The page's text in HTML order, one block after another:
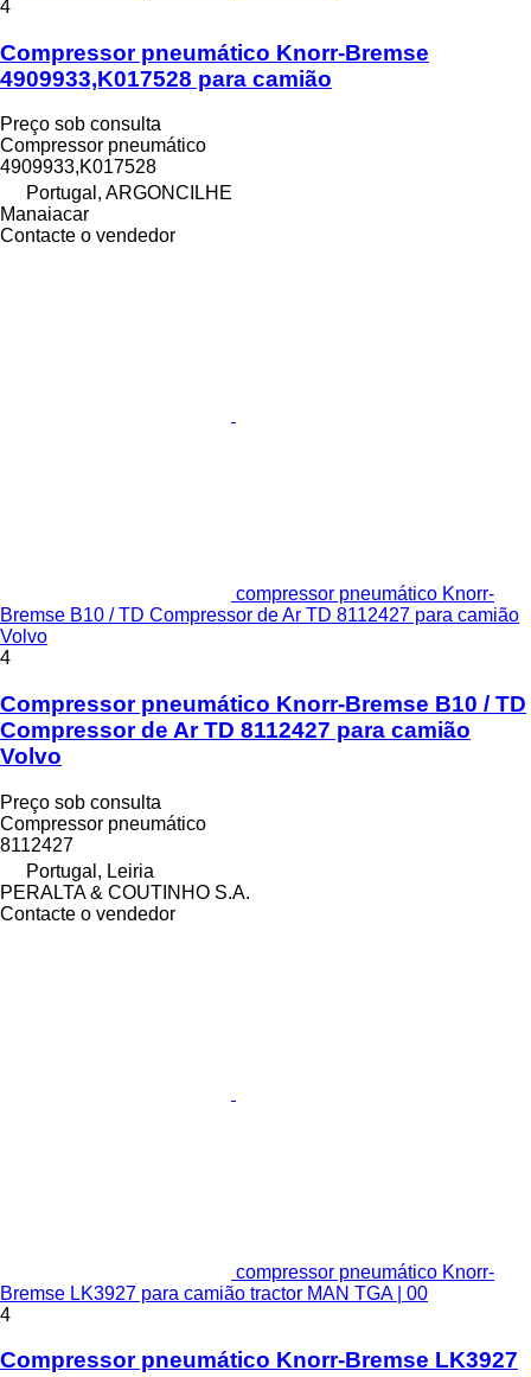
4
Compressor pneumático Knorr-Bremse
4909933,K017528 para camião
Preço sob consulta
Compressor pneumático
4909933,K017528
Portugal, ARGONCILHE
Manaiacar
Contacte o vendedor
compressor pneumático Knorr-
Bremse B10 / TD Compressor de Ar TD 8112427 para camião
Volvo
4
Compressor pneumático Knorr-Bremse B10 / TD
Compressor de Ar TD 8112427 para camião
Volvo
Preço sob consulta
Compressor pneumático
8112427
Portugal, Leiria
PERALTA & COUTINHO S.A.
Contacte o vendedor
compressor pneumático Knorr-
Bremse LK3927 para camião tractor MAN TGA | 00
4
Compressor pneumático Knorr-Bremse LK3927